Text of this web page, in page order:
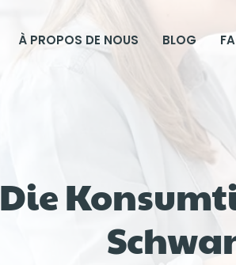
À PROPOS DE NOUS BLOG
Die